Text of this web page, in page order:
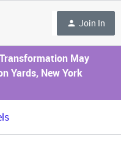
Join In
May
Yards, New York